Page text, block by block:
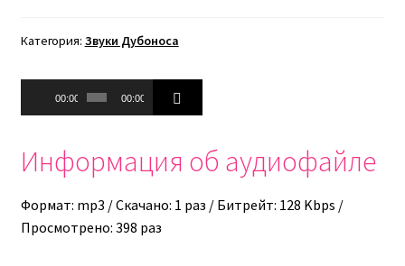
Категория: Звуки Дубоноса
Аудиоплеер
00:00 00:00
Информация об аудиофайле
Формат: mp3 / Скачано: 1 раз / Битрейт: 128 Kbps /
Просмотрено: 398 раз